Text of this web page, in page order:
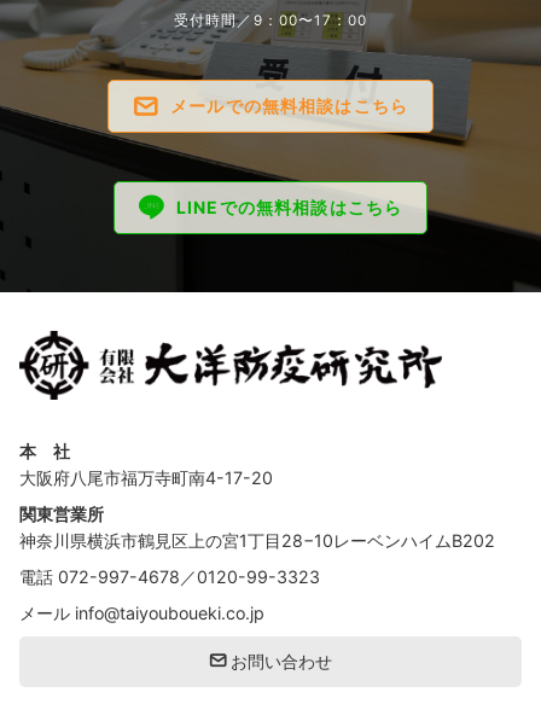
受付時間／9：00〜17：00
メールでの無料相談はこちら
LINEでの無料相談はこちら
本 社
大阪府八尾市福万寺町南4-17-20
関東営業所
神奈川県横浜市鶴見区上の宮1丁目28−10レーベンハイムB202
電話 072-997-4678 ／0120-99-3323
メール info@taiyouboueki.co.jp
お問い合わせ